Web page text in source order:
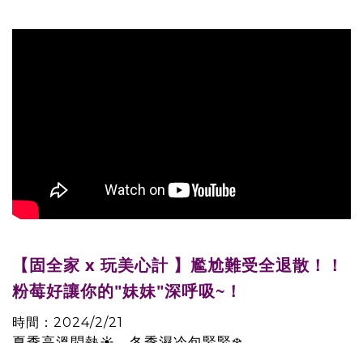
【固全家 x 玩美心計 】尷尬難受全退散！！
粉莓好讓你的"妹妹"深呼吸~！
時間：2024/2/21